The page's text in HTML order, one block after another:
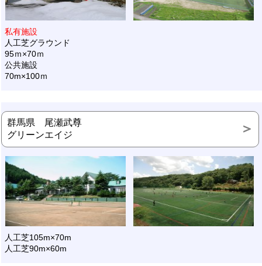
私有施設
人工芝グラウンド
95ｍ×70ｍ
公共施設
70m×100ｍ
群馬県 尾瀬武尊
グリーンエイジ
人工芝105m×70m
人工芝90m×60m